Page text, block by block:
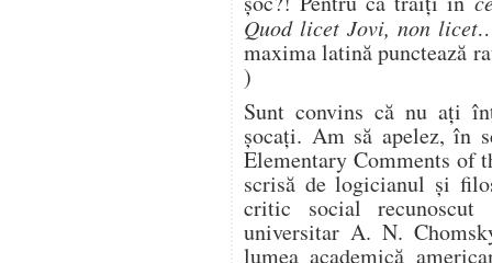
Quod licet Jovi, non
maxima latină punctează
)
Sunt convins că nu aţi
şocaţi. Am să apelez, în
Elementary Comments of
scrisă de logicianul şi
critic social
universitar A. N.
lumea academică